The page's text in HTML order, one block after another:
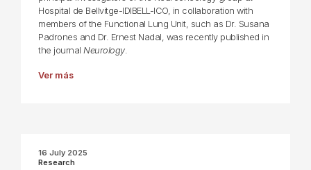
Hospital de Bellvitge-IDIBELL-ICO, in collaboration with
members of the Functional Lung Unit, such as Dr. Susana
Padrones and Dr. Ernest Nadal, was recently published in
the journal Neurology.
Ver más
16 July 2025
Research